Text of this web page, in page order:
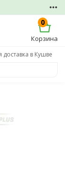
0
Корзина
доставка в Кушве